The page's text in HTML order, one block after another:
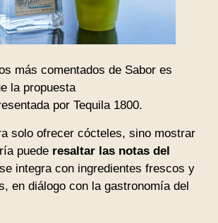
más comentados de Sabor es
la propuesta
por Tequila 1800.
solo ofrecer cócteles, sino mostrar
puede resaltar las notas del
integra con ingredientes frescos y
en diálogo con la gastronomía del